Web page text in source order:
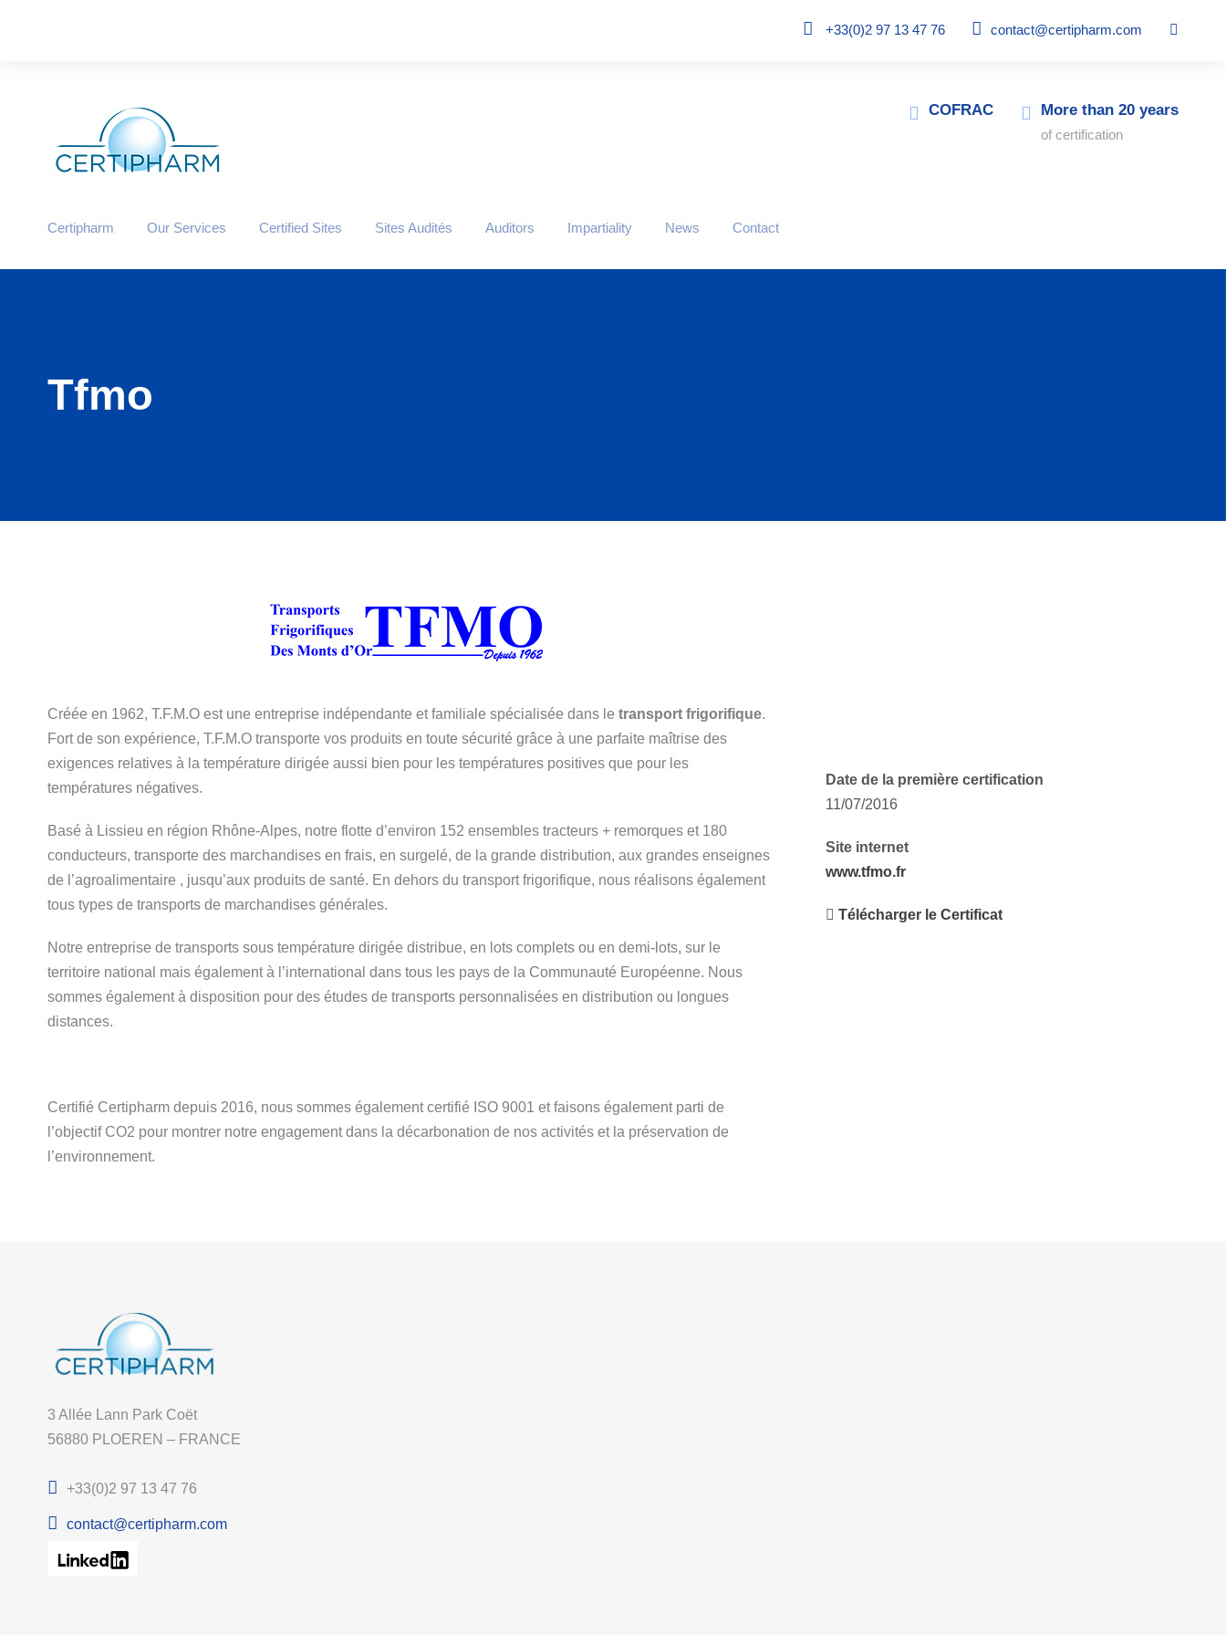
+33(0)2 97 13 47 76 contact@certipharm.com
COFRAC More than 20 years
of certification
Certipharm Our Services Certified Sites Sites Audités Auditors Impartiality News Contact
Tfmo
Créée en 1962, T.F.M.O est une entreprise indépendante et familiale spécialisée dans le transport frigorifique.
Fort de son expérience, T.F.M.O transporte vos produits en toute sécurité grâce à une parfaite maîtrise des
exigences relatives à la température dirigée aussi bien pour les températures positives que pour les
températures négatives.
Basé à Lissieu en région Rhône-Alpes, notre flotte d’environ 152 ensembles tracteurs + remorques et 180
conducteurs, transporte des marchandises en frais, en surgelé, de la grande distribution, aux grandes enseignes
de l’agroalimentaire , jusqu’aux produits de santé. En dehors du transport frigorifique, nous réalisons également
tous types de transports de marchandises générales.
Notre entreprise de transports sous température dirigée distribue, en lots complets ou en demi-lots, sur le
territoire national mais également à l’international dans tous les pays de la Communauté Européenne. Nous
sommes également à disposition pour des études de transports personnalisées en distribution ou longues
distances.
Certifié Certipharm depuis 2016, nous sommes également certifié ISO 9001 et faisons également parti de
l’objectif CO2 pour montrer notre engagement dans la décarbonation de nos activités et la préservation de
l’environnement.
Date de la première certification
11/07/2016
Site internet
www.tfmo.fr
Télécharger le Certificat
3 Allée Lann Park Coët
56880 PLOEREN – FRANCE
+33(0)2 97 13 47 76
contact@certipharm.com